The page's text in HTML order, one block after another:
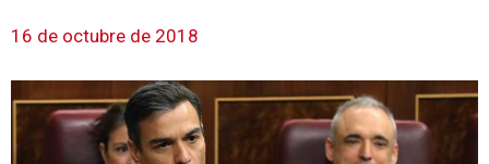
16 de octubre de 2018